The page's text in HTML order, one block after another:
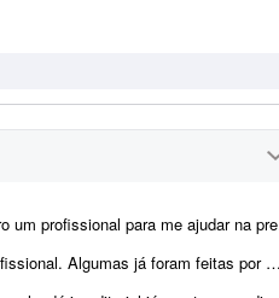
montagem dos produtos e criação das imagens para e-commerce e an&uacu...
ser melhoradas. Algumas pretendo manter como est&ati...